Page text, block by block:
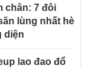
chân: 7 đôi
lùng nhất hè
diện
lao đao đổ